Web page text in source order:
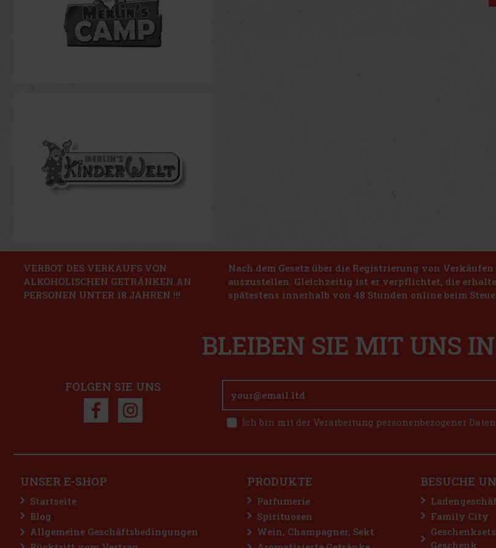
VERBOT DES VERKAUFS VON
ALKOHOLISCHEN GETRÄNKEN AN
PERSONEN UNTER 18 JAHREN !!!
Nach dem Gesetz über die Registrierung von
auszustellen. Gleichzeitig ist er verpflichtet, die
spätestens innerhalb von 48 Stunden online beim
BLEIBEN SIE MIT UNS
FOLGEN SIE UNS
Ich bin mit der Verarbeitung personenbezogener
UNSER E-SHOP
Startseite
Blog
Allgemeine Geschäftsbedingungen
PRODUKTE
Parfumerie
Spirituosen
Wein, Champagner, Sekt
BESUCHE
Family City
Geschenk